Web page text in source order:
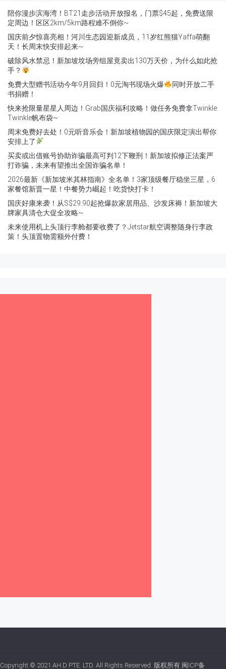
陪你漫步滨海湾！BT21走步活动开放报名，门票$45起，免费送限
定周边！区区2km/5km路程难不倒你~
国庆前夕惊喜亮相！河川生态园迎新成员，11岁红熊猫Yaffa萌翻
天！长周末快安排起来~
破除风水禁忌！新加坡坟场旁组屋竟卖出130万天价，为什么如此抢
手？
免费大型赠书活动今年9月回归！0元淘书现场火爆
同时开放二手
书捐赠！
快来抢限量星星人周边！Grab国庆福利攻略！做任务免费拿Twinkle
Twinkle帆布袋~
周末免费好去处！0元听音乐会！新加坡植物园的国庆限定演出帮你
安排上了
买卖或出借账号协助诈骗最高可判12下鞭刑！新加坡拟修正法案严
打诈骗，未来有望推出全国诈骗名单！
2026最新《新加坡米其林指南》全名单！3家顶级餐厅稳坐三星，6
家餐馆新晋一星！中餐势力崛起！吃货快打卡！
国庆好康来袭！从S$29.90起抢爆款家居用品、沙发床褥！新加坡大
牌家具清仓大促全攻略~
未来使用机上头顶行李舱都要收费了？Jetstar航空调整随身行李政
策！头顶置物需额外付费！
Copyright © 2021 AH.D PTE. LTD. All Rights Reserved. 版权所有 闽ICP备